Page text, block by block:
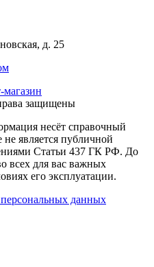
д. 25
защищены
несёт справочный
является публичной
Статьи 437 ГК РФ. До
всех для вас важных
его эксплуатации.
данных